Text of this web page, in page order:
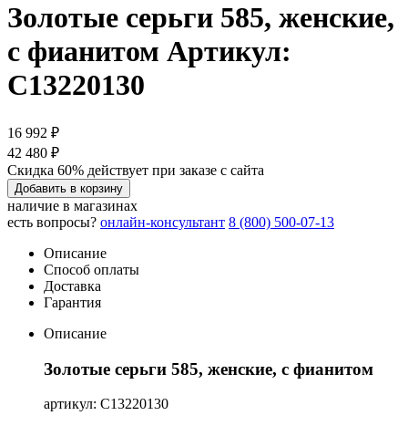
Золотые серьги 585, женские,
с фианитом Артикул:
С13220130
16 992 ₽
42 480 ₽
Скидка 60% действует при заказе с сайта
Добавить в корзину
наличие в магазинах
есть вопросы? онлайн-консультант 8 (800) 500-07-13
Описание
Способ оплаты
Доставка
Гарантия
Описание
Золотые серьги 585, женские, с фианитом
артикул: С13220130